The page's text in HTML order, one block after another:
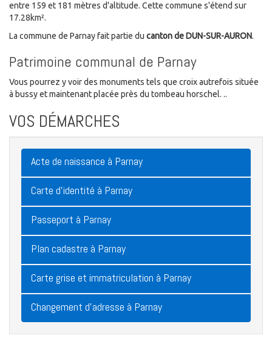
entre 159 et 181 mètres d'altitude. Cette commune s'étend sur
17.28km².
La commune de Parnay fait partie du canton de DUN-SUR-AURON.
Patrimoine communal de Parnay
Vous pourrez y voir des monuments tels que croix autrefois située
à bussy et maintenant placée près du tombeau horschel. ..
VOS DÉMARCHES
Acte de naissance à Parnay
Carte d'identité à Parnay
Passeport à Parnay
Plan cadastre à Parnay
Carte grise et immatriculation à Parnay
Changement d'adresse à Parnay